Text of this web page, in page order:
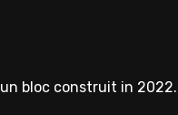
bloc construit in 2022.